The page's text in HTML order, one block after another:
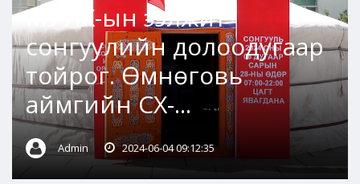
МУИХ-ын ээлжит
сонгуулийн долоодугаар
тойрог. Өмнөговь
аймгийн СХ-...
Admin 2024-06-04 09:12:35